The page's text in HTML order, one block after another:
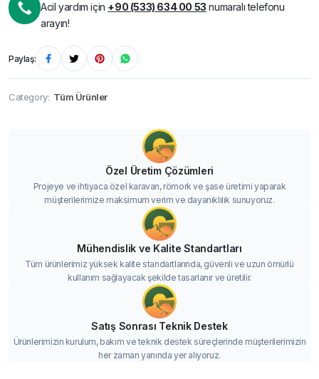
Acil yardım için +90 (533) 634 00 53 numaralı telefonu
arayın!
Paylaş:
Category: Tüm Ürünler
Özel Üretim Çözümleri
Projeye ve ihtiyaca özel karavan, römork ve şase üretimi yaparak
müşterilerimize maksimum verim ve dayanıklılık sunuyoruz.
Mühendislik ve Kalite Standartları
Tüm ürünlerimiz yüksek kalite standartlarında, güvenli ve uzun ömürlü
kullanım sağlayacak şekilde tasarlanır ve üretilir.
Satış Sonrası Teknik Destek
Ürünlerimizin kurulum, bakım ve teknik destek süreçlerinde müşterilerimizin
her zaman yanında yer alıyoruz.